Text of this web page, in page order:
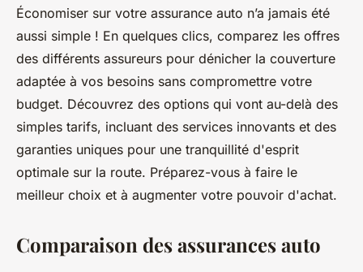
Comparez facilement les
assurances auto pour
économiser !
Mya•17 avril 2025•4 min de lecture
Économiser sur votre assurance auto n’a jamais été
aussi simple ! En quelques clics, comparez les offres
des différents assureurs pour dénicher la couverture
adaptée à vos besoins sans compromettre votre
budget. Découvrez des options qui vont au-delà des
simples tarifs, incluant des services innovants et des
garanties uniques pour une tranquillité d'esprit
optimale sur la route. Préparez-vous à faire le
meilleur choix et à augmenter votre pouvoir d'achat.
Comparaison des assurances auto